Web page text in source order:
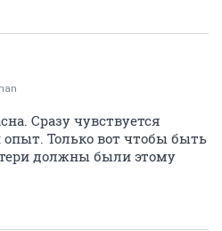
Сразу чувствуется
Только вот чтобы быть
должны были этому